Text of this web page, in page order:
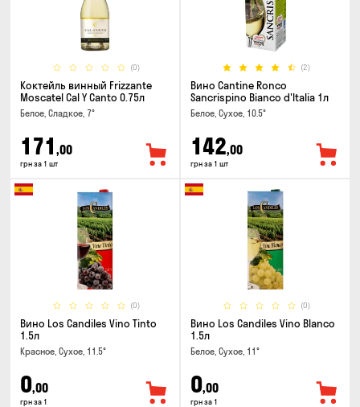
(0)
Коктейль винный Frizzante
Moscatel Cal Y Canto 0.75л
Белое, Сладкое, 7°
171 ,00
грн за 1 шт
(2)
Вино Cantine Ronco
Sancrispino Bianco d'Italia 1л
Белое, Сухое, 10.5°
142,00
грн за 1 шт
(0)
Вино Los Candiles Vino Tinto
1.5л
Красное, Сухое, 11.5°
0,00
грн за 1
(0)
Вино Los Candiles Vino Blanco
1.5л
Белое, Сухое, 11°
0,00
грн за 1